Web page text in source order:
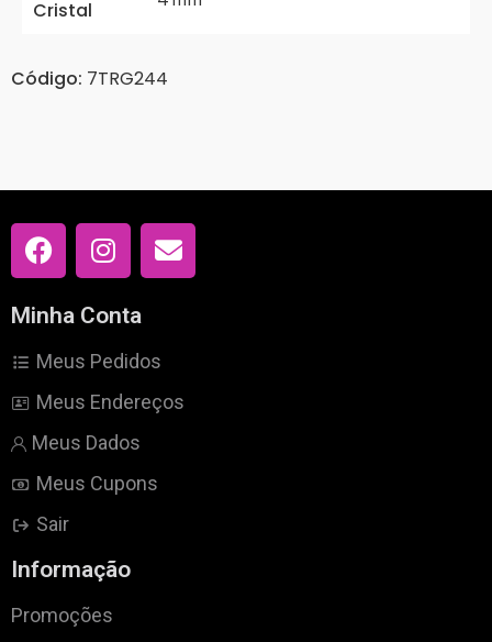
Cristal
Código: 7TRG244
Minha Conta
Meus Pedidos
Meus Endereços
Meus Dados
Meus Cupons
Sair
Informação
Promoções